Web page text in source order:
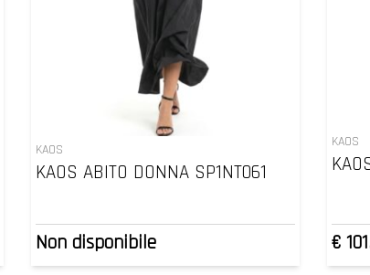
KAOS
KAOS ABITO DONNA SP1NT061
Non disponibile
KAOS
€